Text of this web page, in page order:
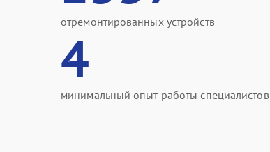
отремонтированных устройств
4
минимальный опыт работы специалистов